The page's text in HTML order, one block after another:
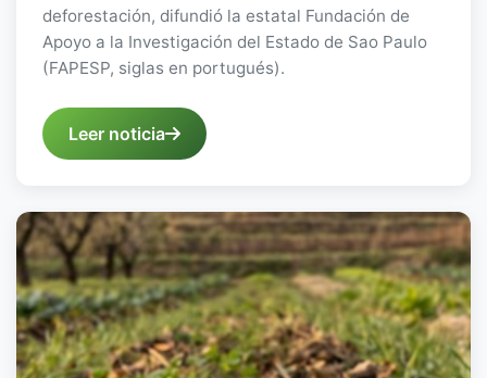
deforestación, difundió la estatal Fundación de
Apoyo a la Investigación del Estado de Sao Paulo
(FAPESP, siglas en portugués).
Leer noticia